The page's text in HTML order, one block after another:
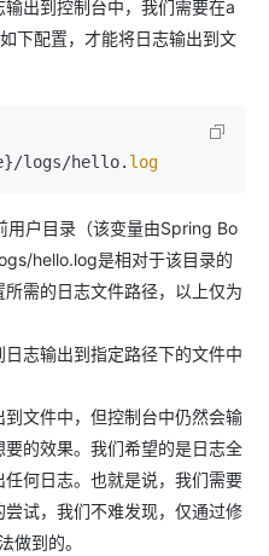
出到控制台中，我们需要在a
下配置，才能将日志输出到文
logs/hello. log
户目录（该变量由Spring Bo
hello.log是相对于该目录的
需的日志文件路径，以上仅为
志输出到指定路径下的文件中
文件中，但控制台中仍然会输
的效果。我们希望的是日志全
何日志。也就是说，我们需要
试，我们不难发现，仅通过修
做到的。